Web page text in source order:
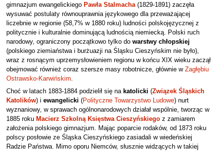
gimnazjum ewangelickiego Pawła Stalmacha(1829-1891) zaczęła
wysuwać postulaty równouprawnia językowego dla przeważającej
liczebnie w regionie (58,7% w 1880 roku) ludności polskojęzycznej z
politycznie i kulturalnie dominującą ludnością niemiecką. Polski ruch
narodowy, ograniczony początkowo tylko do warstwy chłopskiej
(polskiego ziemiaństwa i burżuazji na Śląsku Cieszyńskim nie było),
wraz z rosnącym uprzemysłowieniem regionu w końcu XIX wieku zaczął
obejmować również coraz szersze masy robotnicze, głównie w Zagłębiu
Ostrawsko-Karwińskim.
Choć w latach 1883-1884 podzielił się na katolicki (Związek Śląskich
Katolików) i ewangelicki (Polityczne Towarzystwo Ludowe) nurt
wyznaniowy, w sprawach ogólnonarodowych działał wspólnie, tworząc w
1885 roku Macierz Szkolną Księstwa Cieszyńskiegoz zamiarem
założenia polskiego gimnazjum. Mając poparcie rodaków, od 1873 roku
polscy posłowie ze Śląska Cieszyńskiego zasiadali w wiedeńskiej
Radzie Państwa. Mimo oporu Niemców, słusznie widzących w takiej